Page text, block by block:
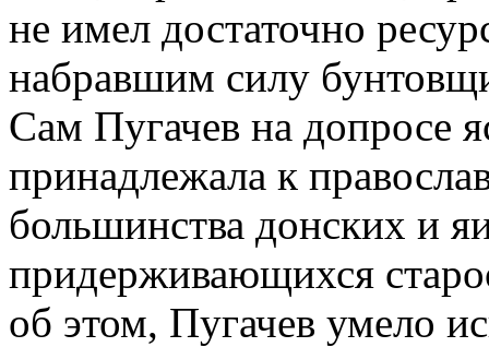
не имел достаточно
набравшим силу
Сам Пугачев на допросе
принадлежала к
большинства донских и
придерживающихся
об этом, Пугачев умело